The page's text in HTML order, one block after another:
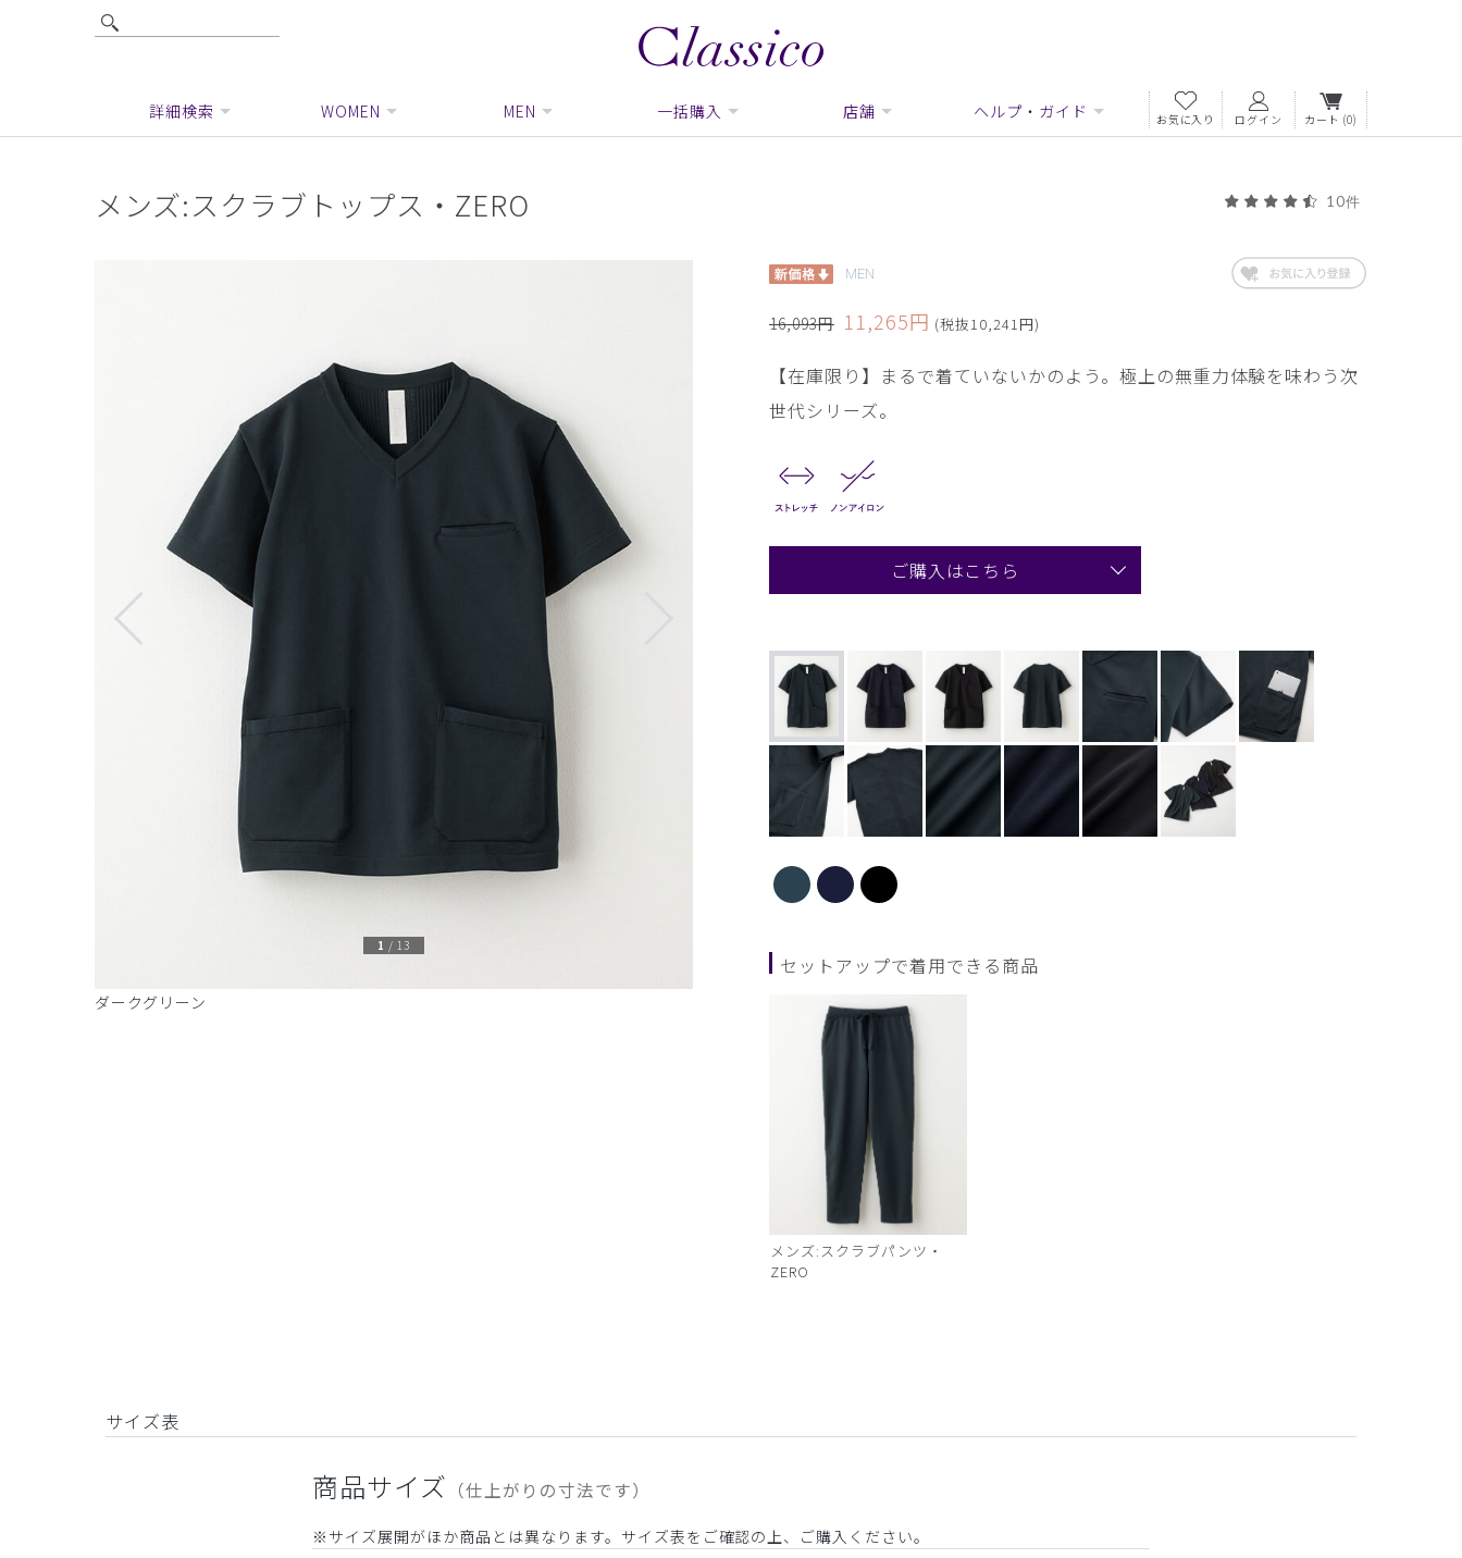
詳細検索 WOMEN MEN 一括購入 店舗 ヘルプ・ガイド お気に入り ログイン カート (0)
メンズ:スクラブトップス・ZERO 10件
ダークグリーン
1 / 13
MEN
16,093円 11,265円 (税抜10,241円)
【在庫限り】まるで着ていないかのよう。極上の無重力体験を味わう次
世代シリーズ。
ご購入はこちら
セットアップで着用できる商品
メンズ:スクラブパンツ・
ZERO
サイズ表
商品サイズ （仕上がりの寸法です）
※サイズ展開がほか商品とは異なります。サイズ表をご確認の上、ご購入ください。